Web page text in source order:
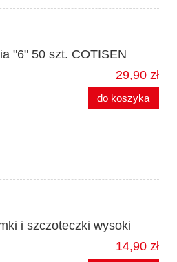
"6" 50 szt. COTISEN
29,90 zł
do koszyka
i szczoteczki wysoki
14,90 zł